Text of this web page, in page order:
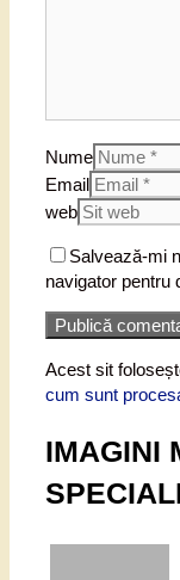
Nume
Email
web
Salvează-mi
navigator pentru
Acest sit
cum sunt
IMAGINI